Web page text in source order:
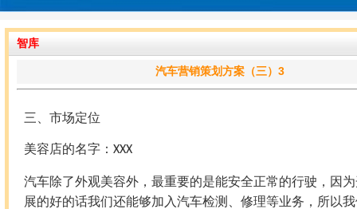
智库
汽车营销策划方案（三）3
三、 市场定位
美容店的名字： XXX
汽车除了外观美容外，最重要的是能安全正常的行驶，因
展的好的话我们还能够加入汽车检测、修理等业务，所以